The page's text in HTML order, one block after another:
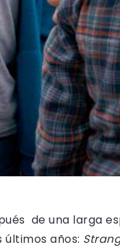
de una larga
años: